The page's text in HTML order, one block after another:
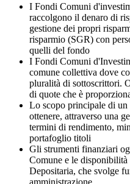
I Fondi Comuni
raccolgono il denaro di
gestione dei propri
risparmio (SGR) con
quelli del fondo
I Fondi Comuni
comune collettiva dove
pluralità di sottoscrittori.
di quote che è
Lo scopo principale di
ottenere, attraverso una
termini di rendimento,
portafoglio titoli
Gli strumenti finanziari
Comune e le
Depositaria, che svolge
amministrazione